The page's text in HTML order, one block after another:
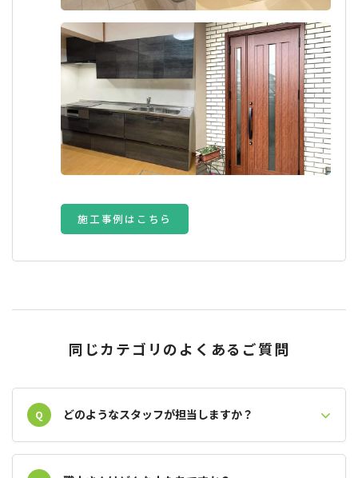
施工事例はこちら
同じカテゴリのよくあるご質問
Q どのようなスタッフが担当しますか？